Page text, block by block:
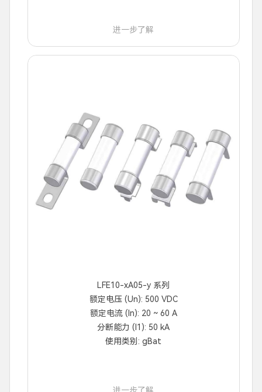
进一步了解
LFE10-xA05-y 系列
额定电压 (Un): 500 VDC
额定电流 (In): 20 ~ 60 A
分断能力 (I1): 50 kA
使用类别: gBat
进一步了解